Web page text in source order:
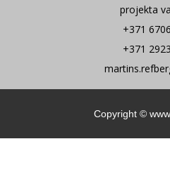
projekta
+371
+371
Copyright ©